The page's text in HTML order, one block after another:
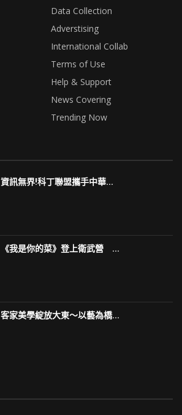
Data Collection
Adverstising
International Collab
Terms of Use
Help & Support
News Covering
Trending Now
資訊無界!科丁聯盟攜手中華...
《我是你的菜》登上衛武營 ...
客家美學綻放大東～以藝為橋...